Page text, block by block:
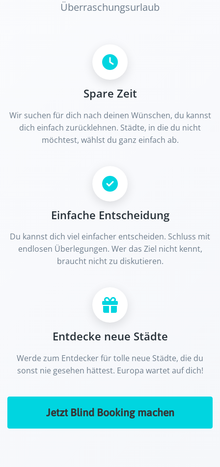
Überraschungsurlaub
Spare Zeit
Wir suchen für dich nach deinen Wünschen, du kannst
dich einfach zurücklehnen. Städte, in die du nicht
möchtest, wählst du ganz einfach ab.
Einfache Entscheidung
Du kannst dich viel einfacher entscheiden. Schluss mit
endlosen Überlegungen. Wer das Ziel nicht kennt,
braucht nicht zu diskutieren.
Entdecke neue Städte
Werde zum Entdecker für tolle neue Städte, die du
sonst nie gesehen hättest. Europa wartet auf dich!
Jetzt Blind Booking machen